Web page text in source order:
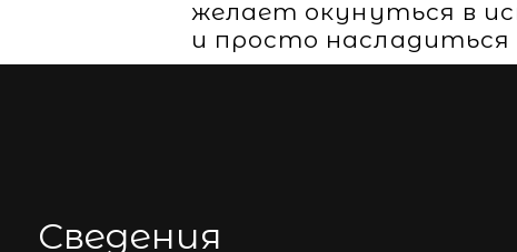
желает окунуться в
и просто
Сведения